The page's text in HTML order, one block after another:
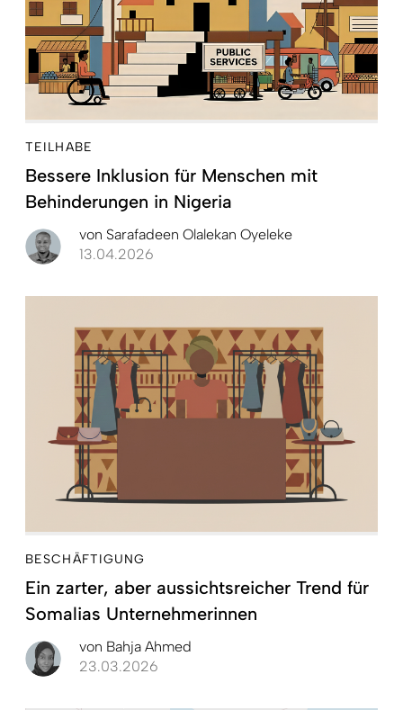
TEILHABE
Bessere Inklusion für Menschen mit
Behinderungen in Nigeria
von Sarafadeen Olalekan Oyeleke
13.04.2026
BESCHÄFTIGUNG
Ein zarter, aber aussichtsreicher Trend für
Somalias Unternehmerinnen
von Bahja Ahmed
23.03.2026